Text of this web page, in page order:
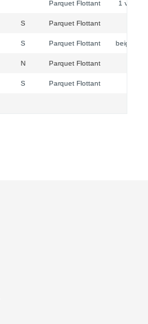
Parquet Flottant 1 velux
S Parquet Flottant
S Parquet Flottant
N Parquet Flottant
S Parquet Flottant